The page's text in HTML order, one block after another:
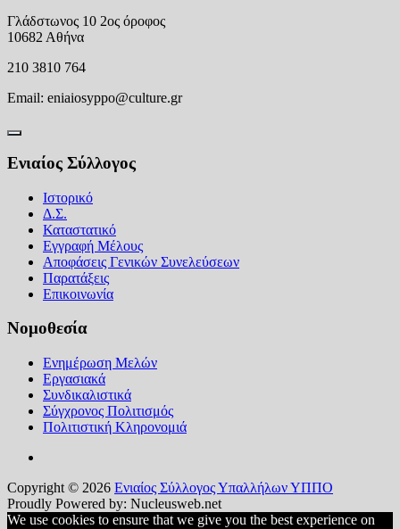
Γλάδστωνος 10 2ος όροφος
10682 Αθήνα
210 3810 764
Email: eniaiosyppo@culture.gr
Ενιαίος Σύλλογος
Ιστορικό
Δ.Σ.
Καταστατικό
Εγγραφή Μέλους
Αποφάσεις Γενικών Συνελεύσεων
Παρατάξεις
Επικοινωνία
Νομοθεσία
Ενημέρωση Μελών
Εργασιακά
Συνδικαλιστικά
Σύγχρονος Πολιτισμός
Πολιτιστική Κληρονομιά
Copyright © 2026 Ενιαίος Σύλλογος Υπαλλήλων ΥΠΠΟ
Proudly Powered by: Nucleusweb.net
We use cookies to ensure that we give you the best experience on